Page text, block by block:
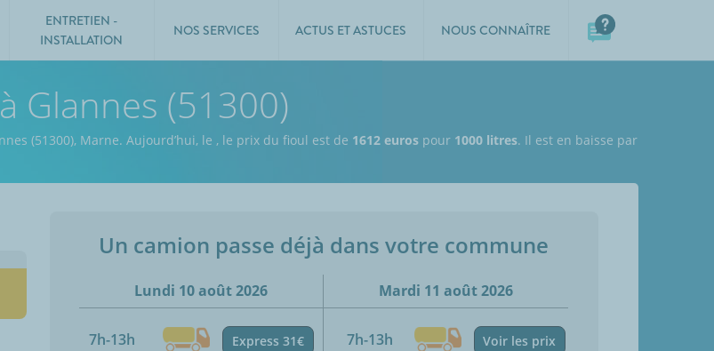
ENTRETIEN -
INSTALLATION
NOS SERVICES ACTUS ET ASTUCES NOUS CONNAÎTRE
Glannes (51300)
(51300), Marne. Aujourd’hui, le , le prix du fioul est de 1612 euros pour 1000 litres. Il est en baisse par
Un camion passe déjà dans votre commune
Lundi 10 août 2026
7h-13h Express 31€
Mardi 11 août 2026
7h-13h Voir les prix